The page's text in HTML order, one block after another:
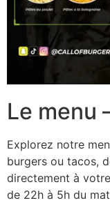
Le menu
Explorez notre
burgers ou tacos,
directement à
de 22h à 5h du